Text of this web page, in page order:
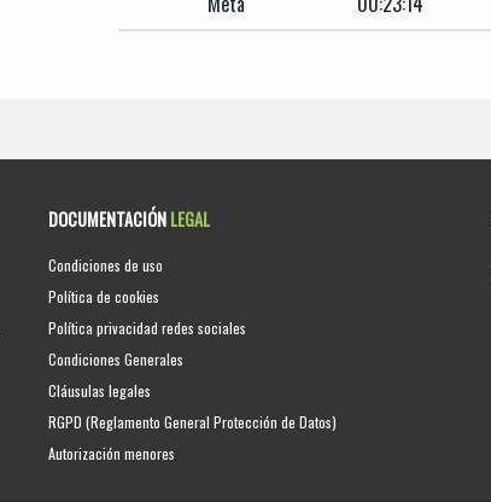
DOCUMENTACIÓNLEGAL
Condiciones de uso
Política de cookies
Política privacidad redes sociales
Condiciones Generales
Cláusulas legales
RGPD (Reglamento General Protección de Datos)
Autorización menores